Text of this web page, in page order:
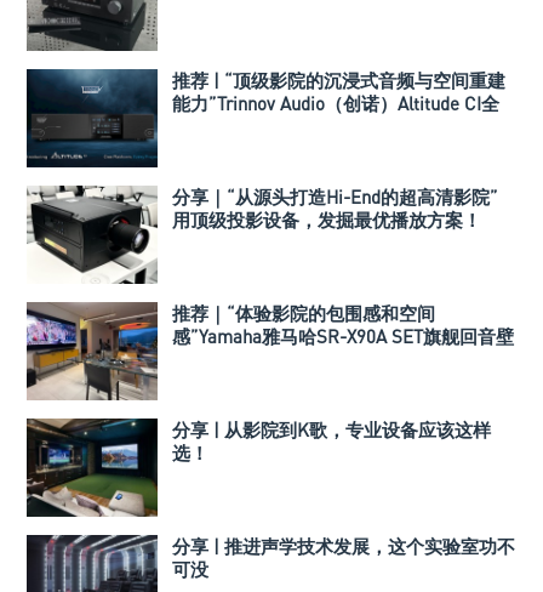
推荐 | “顶级影院的沉浸式音频与空间重建
能力”Trinnov Audio（创诺）Altitude CI全
分享｜“从源头打造Hi-End的超高清影院”
用顶级投影设备，发掘最优播放方案！
推荐｜“体验影院的包围感和空间
感”Yamaha雅马哈SR-X90A SET旗舰回音壁
分享 | 从影院到K歌，专业设备应该这样
选！
分享 | 推进声学技术发展，这个实验室功不
可没